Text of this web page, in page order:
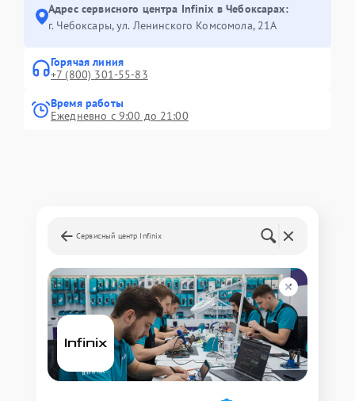
Адрес сервисного центра Infinix в Чебоксарах:
г. Чебоксары, ул. Ленинского Комсомола, 21А
Горячая линия
+7 (800) 301-55-83
Время работы
Ежедневно с 9:00 до 21:00
Сервисный центр Infinix